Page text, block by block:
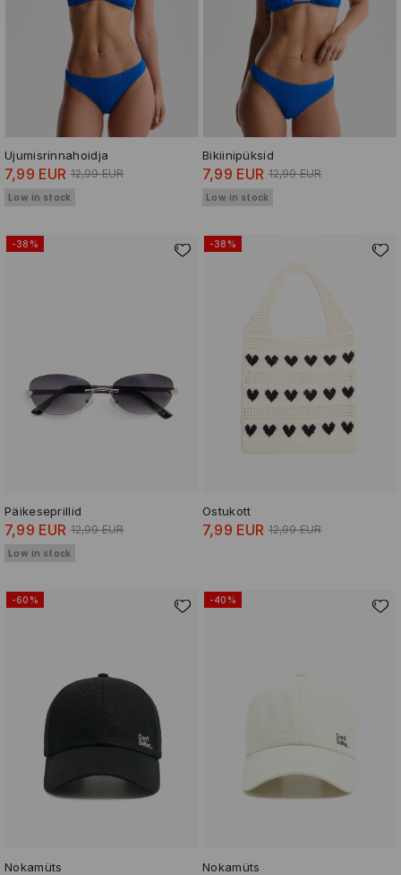
Ujumisrinnahoidja
7,99 EUR 12,99 EUR
Low in stock
Bikiinipüksid
7,99 EUR 12,99 EUR
Low in stock
-38%
Päikeseprillid
7,99 EUR 12,99 EUR
Low in stock
-38%
Ostukott
7,99 EUR 12,99 EUR
-60%
Nokamüts
-40%
Nokamüts